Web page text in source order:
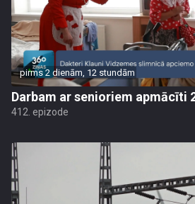
pirms 2 dienām, 12 stundām
Darbam ar senioriem apmācīti
412. epizode